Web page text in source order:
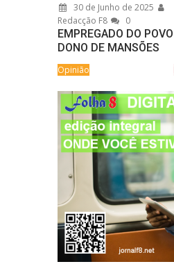
30 de Junho de 2025
Redacção F8
0
EMPREGADO DO POVO
DONO DE MANSÕES
Opinião